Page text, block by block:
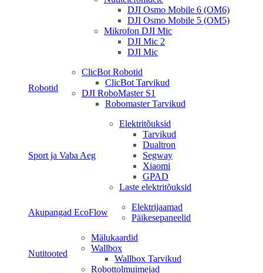
DJI Osmo Mobile 6 (OM6)
DJI Osmo Mobile 5 (OM5)
Mikrofon DJI Mic
DJI Mic 2
DJI Mic
Robotid
ClicBot Robotid
ClicBot Tarvikud
DJI RoboMaster S1
Robomaster Tarvikud
Sport ja Vaba Aeg
Elektritõuksid
Tarvikud
Dualtron
Segway
Xiaomi
GPAD
Laste elektritõuksid
Akupangad EcoFlow
Elektrijaamad
Päikesepaneelid
Nutitooted
Mälukaardid
Wallbox
Wallbox Tarvikud
Robottolmuimejad